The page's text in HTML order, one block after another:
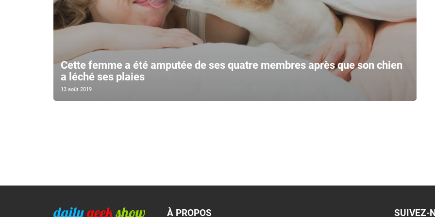
Cette femme a été amputée de ses quatre membres après que son chien
a léché ses plaies
13 août 2019
À PROPOS SUIVEZ-